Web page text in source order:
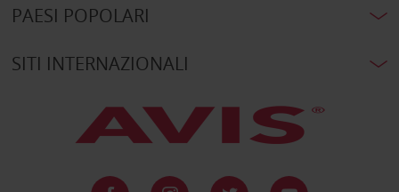
PAESI POPOLARI
SITI INTERNAZIONALI